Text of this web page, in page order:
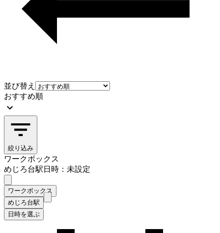
並び替え
おすすめ順
絞り込み
ワークボックス
めじろ台駅日時：未設定
ワークボックス
めじろ台駅
日時を選ぶ